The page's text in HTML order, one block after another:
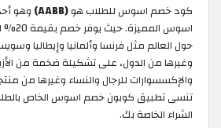
كود خصم اسوس للطلاب هو(AABB)
وهو
اسوس
حول العالم مثل فرنسا وألمانيا وإيطاليا
وغيرها من الدول، على تشكيلة ضخمة من
تنسى تطبيق كوبون خصم اسوس الخاص
الشراء الخاصة بك.